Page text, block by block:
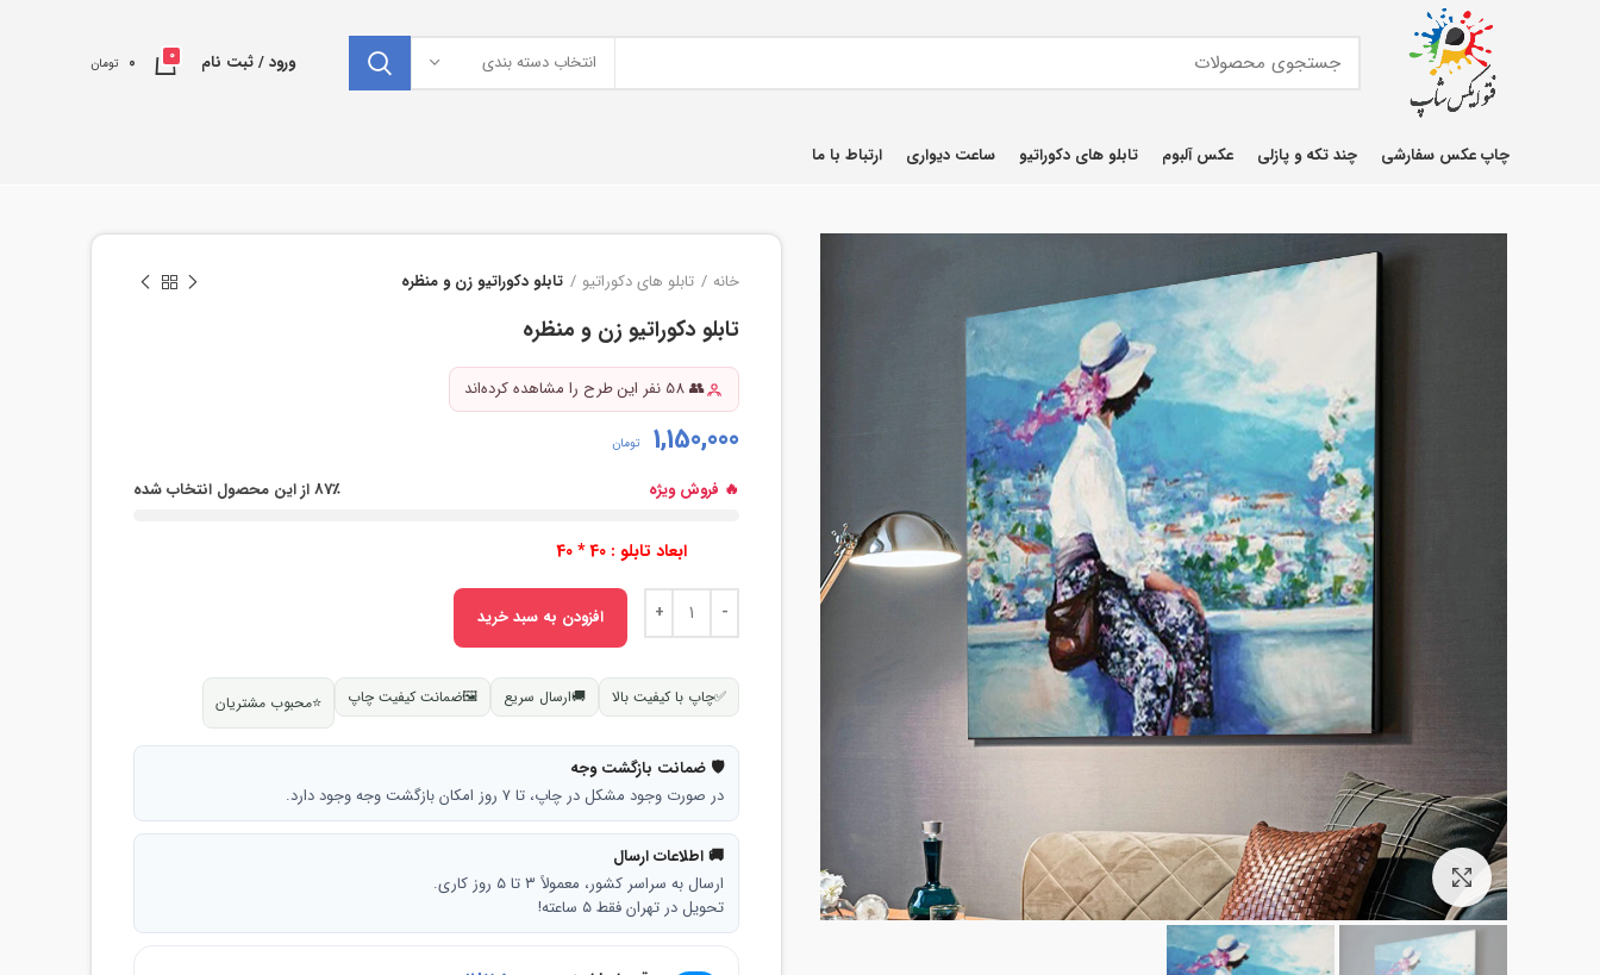
انتخاب دسته بندی ورود / ثبت نام 0
0 تومان
چاپ عکس سفارشی چند تکه و پازلی عکس آلبوم تابلو های دکوراتیو ساعت دیواری ارتباط با ما
بزرگنمایی تصویر
خانه تابلو های دکوراتیو تابلو دکوراتیو زن و منظره
تابلو دکوراتیو زن و منظره
👥 58 نفر این طرح را مشاهده کرده‌اند
1,150,000 تومان
🔥 فروش ویژه 87٪ از این محصول انتخاب شده
ابعاد تابلو : 40 * 40
افزودن به سبد خرید
✅چاپ با کیفیت بالا 🚚ارسال سریع 🖼ضمانت کیفیت چاپ ⭐محبوب مشتریان
🛡 ضمانت بازگشت وجه
در صورت وجود مشکل در چاپ، تا ۷ روز امکان بازگشت وجه وجود دارد.
🚚 اطلاعات ارسال
ارسال به سراسر کشور، معمولاً ۳ تا ۵ روز کاری.
تحویل در تهران فقط ۵ ساعته!